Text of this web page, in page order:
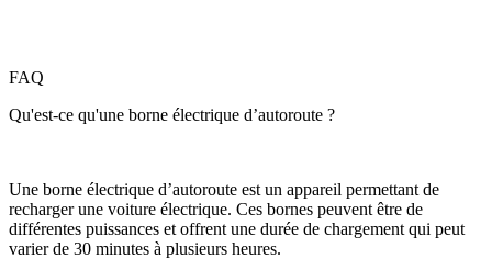
FAQ
Qu'est-ce qu'une borne électrique d’autoroute ?
Une borne électrique d’autoroute est un appareil permettant de
recharger une voiture électrique. Ces bornes peuvent être de
différentes puissances et offrent une durée de chargement qui peut
varier de 30 minutes à plusieurs heures.